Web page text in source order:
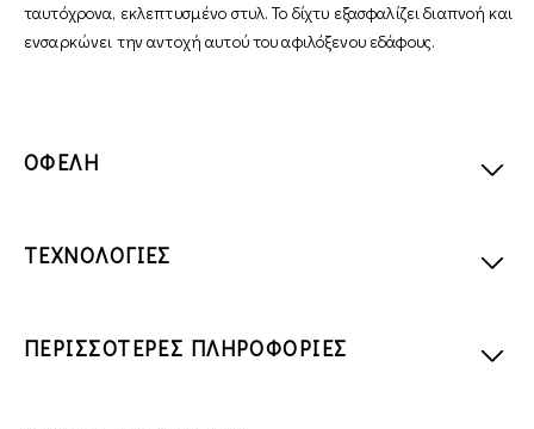
ταυτόχρονα, εκλεπτυσμένο στυλ. Το δίχτυ εξασφαλίζει διαπνοή και
ενσαρκώνει την αντοχή αυτού του αφιλόξενου εδάφους.
ΟΦΕΛΗ
ΤΕΧΝΟΛΟΓΙΕΣ
ΠΕΡΙΣΣΟΤΕΡΕΣ ΠΛΗΡΟΦΟΡΙΕΣ